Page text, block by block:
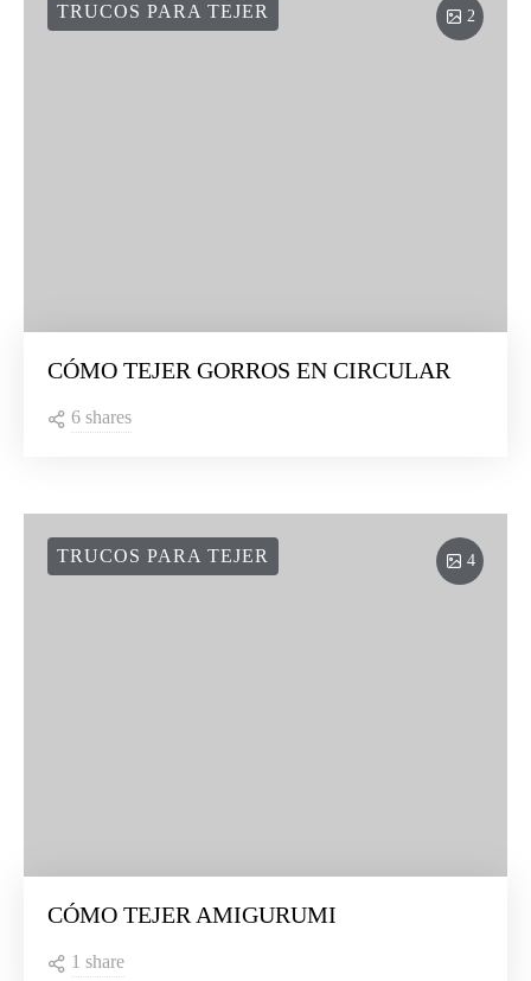
2
TRUCOS PARA TEJER
CÓMO TEJER GORROS EN CIRCULAR
6 shares
4
TRUCOS PARA TEJER
CÓMO TEJER AMIGURUMI
1 share